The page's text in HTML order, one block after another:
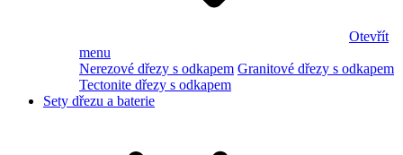
Otevřít
menu
Nerezové dřezy s odkapem Granitové dřezy s odkapem
Tectonite dřezy s odkapem
Sety dřezu a baterie